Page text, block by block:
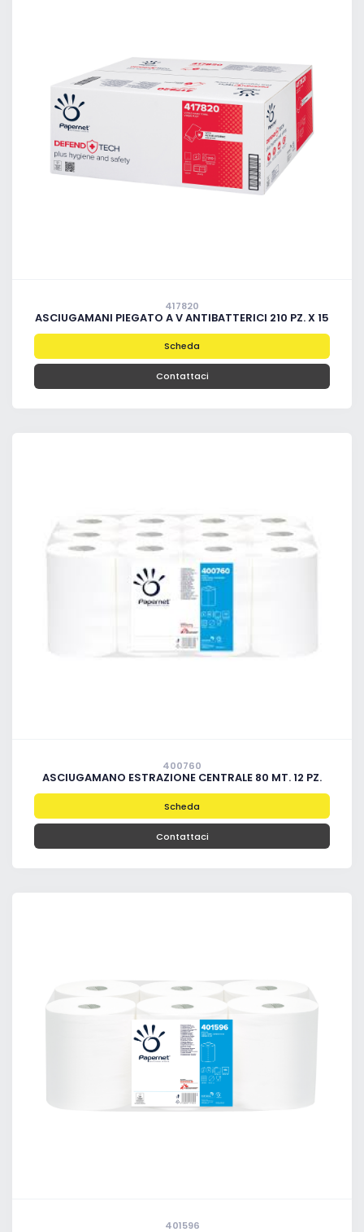
417820
ASCIUGAMANI PIEGATO A V ANTIBATTERICI 210 PZ. X 15
Scheda
Contattaci
400760
ASCIUGAMANO ESTRAZIONE CENTRALE 80 MT. 12 PZ.
Scheda
Contattaci
401596